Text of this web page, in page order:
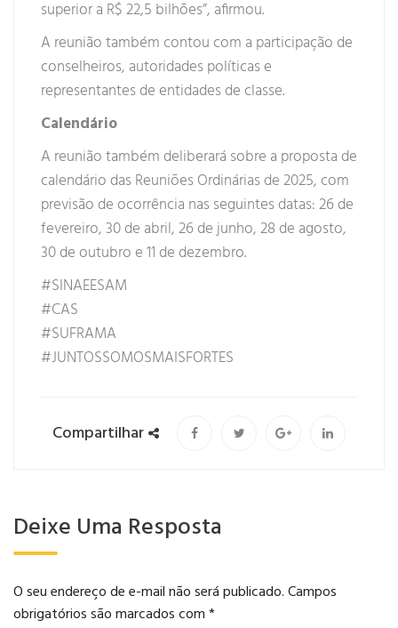
superior a R$ 22,5 bilhões”, afirmou.
A reunião também contou com a participação de
conselheiros, autoridades políticas e
representantes de entidades de classe.
Calendário
A reunião também deliberará sobre a proposta de
calendário das Reuniões Ordinárias de 2025, com
previsão de ocorrência nas seguintes datas: 26 de
fevereiro, 30 de abril, 26 de junho, 28 de agosto,
30 de outubro e 11 de dezembro.
#SINAEESAM
#CAS
#SUFRAMA
#JUNTOSSOMOSMAISFORTES
Compartilhar
Deixe Uma Resposta
O seu endereço de e-mail não será publicado.Campos
obrigatórios são marcados com*